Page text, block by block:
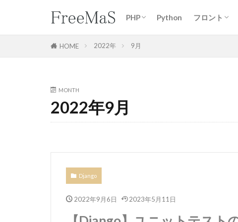
PHP Python フロント
HOME 2022年 9月
MONTH
2022年9月
Django
2022年9月6日 2023年5月11日